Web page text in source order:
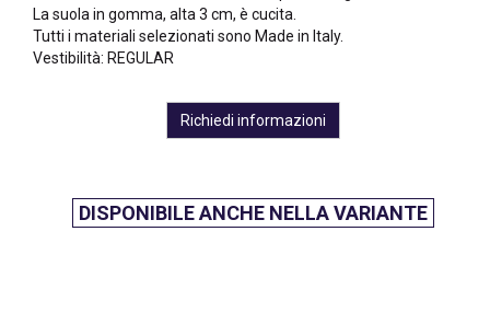
La suola in gomma, alta 3 cm, è cucita.
Tutti i materiali selezionati sono Made in Italy.
Vestibilità: REGULAR
Richiedi informazioni
DISPONIBILE ANCHE NELLA VARIANTE